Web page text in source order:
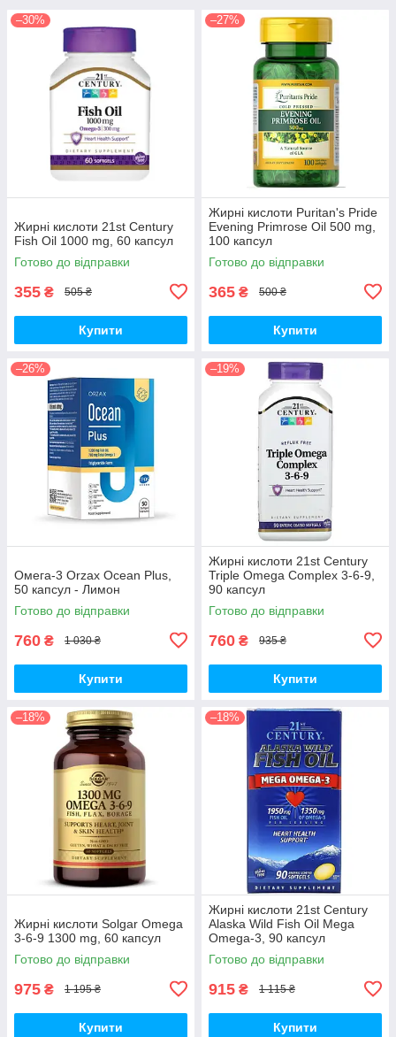
–30%
Жирні кислоти 21st Century
Fish Oil 1000 mg, 60 капсул
Готово до відправки
355 ₴ 505 ₴
Купити
–27%
Жирні кислоти Puritan's Pride
Evening Primrose Oil 500 mg,
100 капсул
Готово до відправки
365 ₴ 500 ₴
Купити
–26%
Омега-3 Orzax Ocean Plus,
50 капсул - Лимон
Готово до відправки
760 ₴ 1 030 ₴
Купити
–19%
Жирні кислоти 21st Century
Triple Omega Complex 3-6-9,
90 капсул
Готово до відправки
760 ₴ 935 ₴
Купити
–18%
Жирні кислоти Solgar Omega
3-6-9 1300 mg, 60 капсул
Готово до відправки
975 ₴ 1 195 ₴
Купити
–18%
Жирні кислоти 21st Century
Alaska Wild Fish Oil Mega
Omega-3, 90 капсул
Готово до відправки
915 ₴ 1 115 ₴
Купити